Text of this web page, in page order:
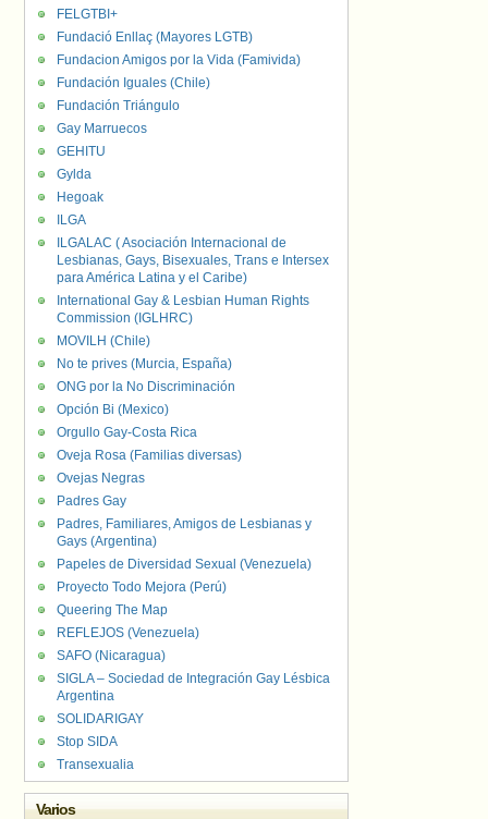
FELGTBI+
Fundació Enllaç (Mayores LGTB)
Fundacion Amigos por la Vida (Famivida)
Fundación Iguales (Chile)
Fundación Triángulo
Gay Marruecos
GEHITU
Gylda
Hegoak
ILGA
ILGALAC ( Asociación Internacional de
Lesbianas, Gays, Bisexuales, Trans e Intersex
para América Latina y el Caribe)
International Gay & Lesbian Human Rights
Commission (IGLHRC)
MOVILH (Chile)
No te prives (Murcia, España)
ONG por la No Discriminación
Opción Bi (Mexico)
Orgullo Gay-Costa Rica
Oveja Rosa (Familias diversas)
Ovejas Negras
Padres Gay
Padres, Familiares, Amigos de Lesbianas y
Gays (Argentina)
Papeles de Diversidad Sexual (Venezuela)
Proyecto Todo Mejora (Perú)
Queering The Map
REFLEJOS (Venezuela)
SAFO (Nicaragua)
SIGLA – Sociedad de Integración Gay Lésbica
Argentina
SOLIDARIGAY
Stop SIDA
Transexualia
Varios